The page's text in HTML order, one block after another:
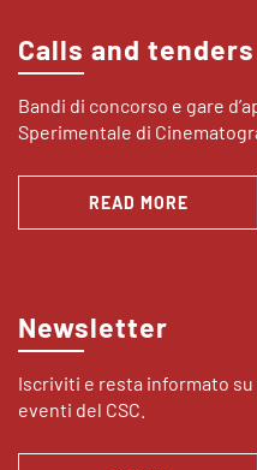
Calls and tenders
Bandi di concorso e gare
Sperimentale di
READ MORE
Newsletter
Iscriviti e resta informato
eventi del CSC.